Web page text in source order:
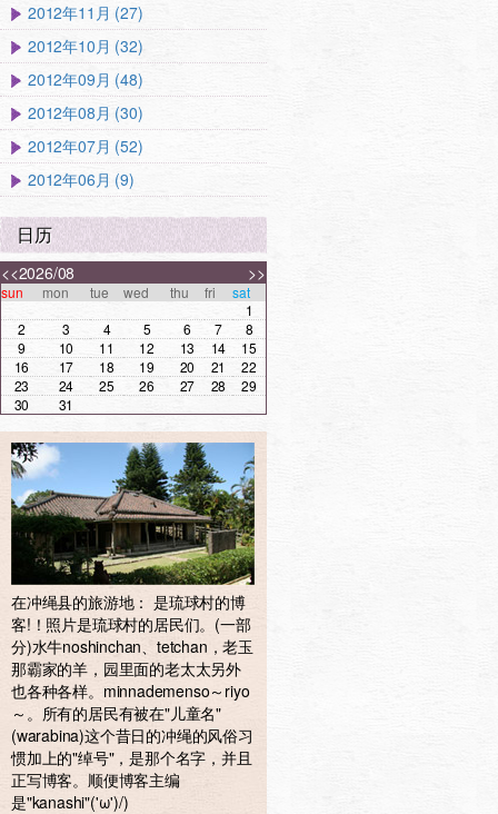
2012年11月 (27)
2012年10月 (32)
2012年09月 (48)
2012年08月 (30)
2012年07月 (52)
2012年06月 (9)
日历
<< >>
2026/08
sun mon tue wed thu fri
sat
1
2
3 4 5 6 7
8
9
10 11 12 13 14
15
16
17 18 19 20 21
22
23
24 25 26 27 28
29
30
31
在冲绳县的旅游地： 是琉球村的博
客!！照片是琉球村的居民们。(一部
分)水牛noshinchan、tetchan，老玉
那霸家的羊，园里面的老太太另外
也各种各样。minnademenso～riyo
～。所有的居民有被在"儿童名"
(warabina)这个昔日的冲绳的风俗习
惯加上的"绰号"，是那个名字，并且
正写博客。顺便博客主编
是"kanashi"('ω')/)